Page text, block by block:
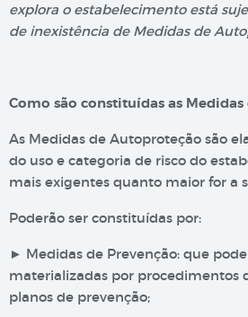
explora o estabelecimento está
de inexistência de Medidas de
Como são constituídas as
As Medidas de Autoproteção são
do uso e categoria de risco do
mais exigentes quanto maior for a
Poderão ser constituídas por:
► Medidas de Prevenção: que
materializadas por procedimentos
planos de prevenção;